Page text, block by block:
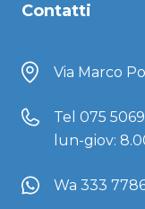
Contatti
Via Marco
Tel 075
lun-giov:
Wa 333